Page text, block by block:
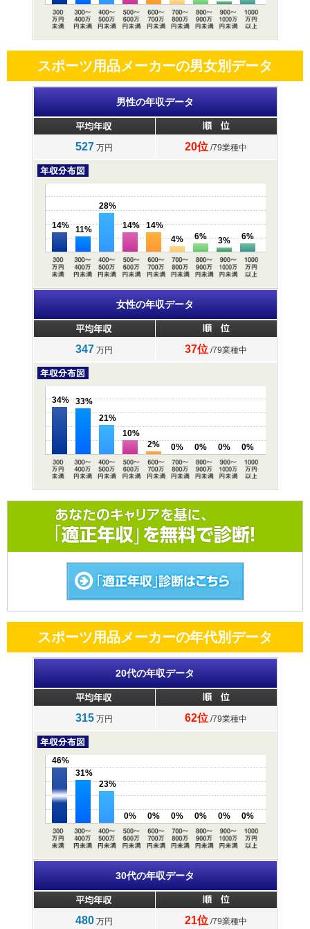
スポーツ用品メーカーの男女別データ
男性の年収データ
527 万円 20位 /79業種中
14% 11%
28%
14%
14%
4%
6% 3% 6%
女性の年収データ
347 万円 37位 /79業種中
34%
33%
21%
10%
2%
0% 0% 0% 0%
スポーツ用品メーカーの年代別データ
20代の年収データ
315 万円 62位 /79業種中
46%
31%
23%
0% 0% 0% 0% 0% 0%
30代の年収データ
480 万円 21位 /79業種中